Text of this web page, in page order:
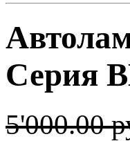
Серия
5'000.00